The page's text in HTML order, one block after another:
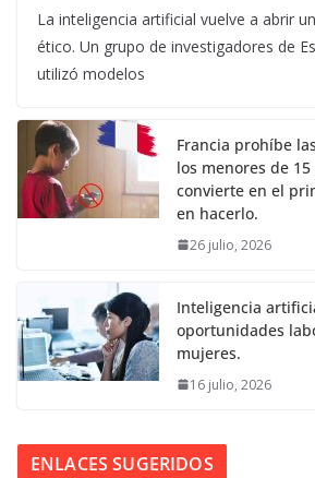
La inteligencia artificial vuelve a abrir
ético. Un grupo de investigadores de
utilizó modelos
Francia prohíbe
los menores de 15
convierte en el
en hacerlo.
26 julio, 2026
Inteligencia
oportunidades
mujeres.
16 julio, 2026
ENLACES SUGERIDOS